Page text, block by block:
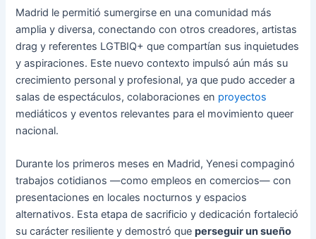
Madrid le permitió sumergirse en una comunidad más
amplia y diversa, conectando con otros creadores, artistas
drag y referentes LGTBIQ+ que compartían sus inquietudes
y aspiraciones. Este nuevo contexto impulsó aún más su
crecimiento personal y profesional, ya que pudo acceder a
salas de espectáculos, colaboraciones en proyectos
mediáticos y eventos relevantes para el movimiento queer
nacional.
Durante los primeros meses en Madrid, Yenesi compaginó
trabajos cotidianos —como empleos en comercios— con
presentaciones en locales nocturnos y espacios
alternativos. Esta etapa de sacrificio y dedicación fortaleció
su carácter resiliente y demostró queperseguir un sueño